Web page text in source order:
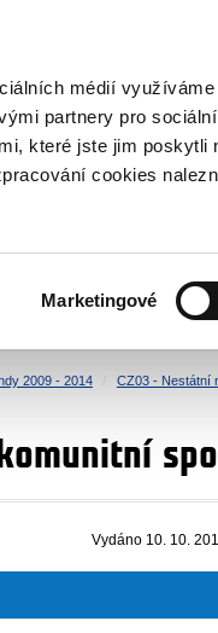
médií využíváme
partnery pro
které jste jim poskytli
cookies
Marketingové
2009 - 2014 CZ03 - Nestátní
Vydáno 10. 10.